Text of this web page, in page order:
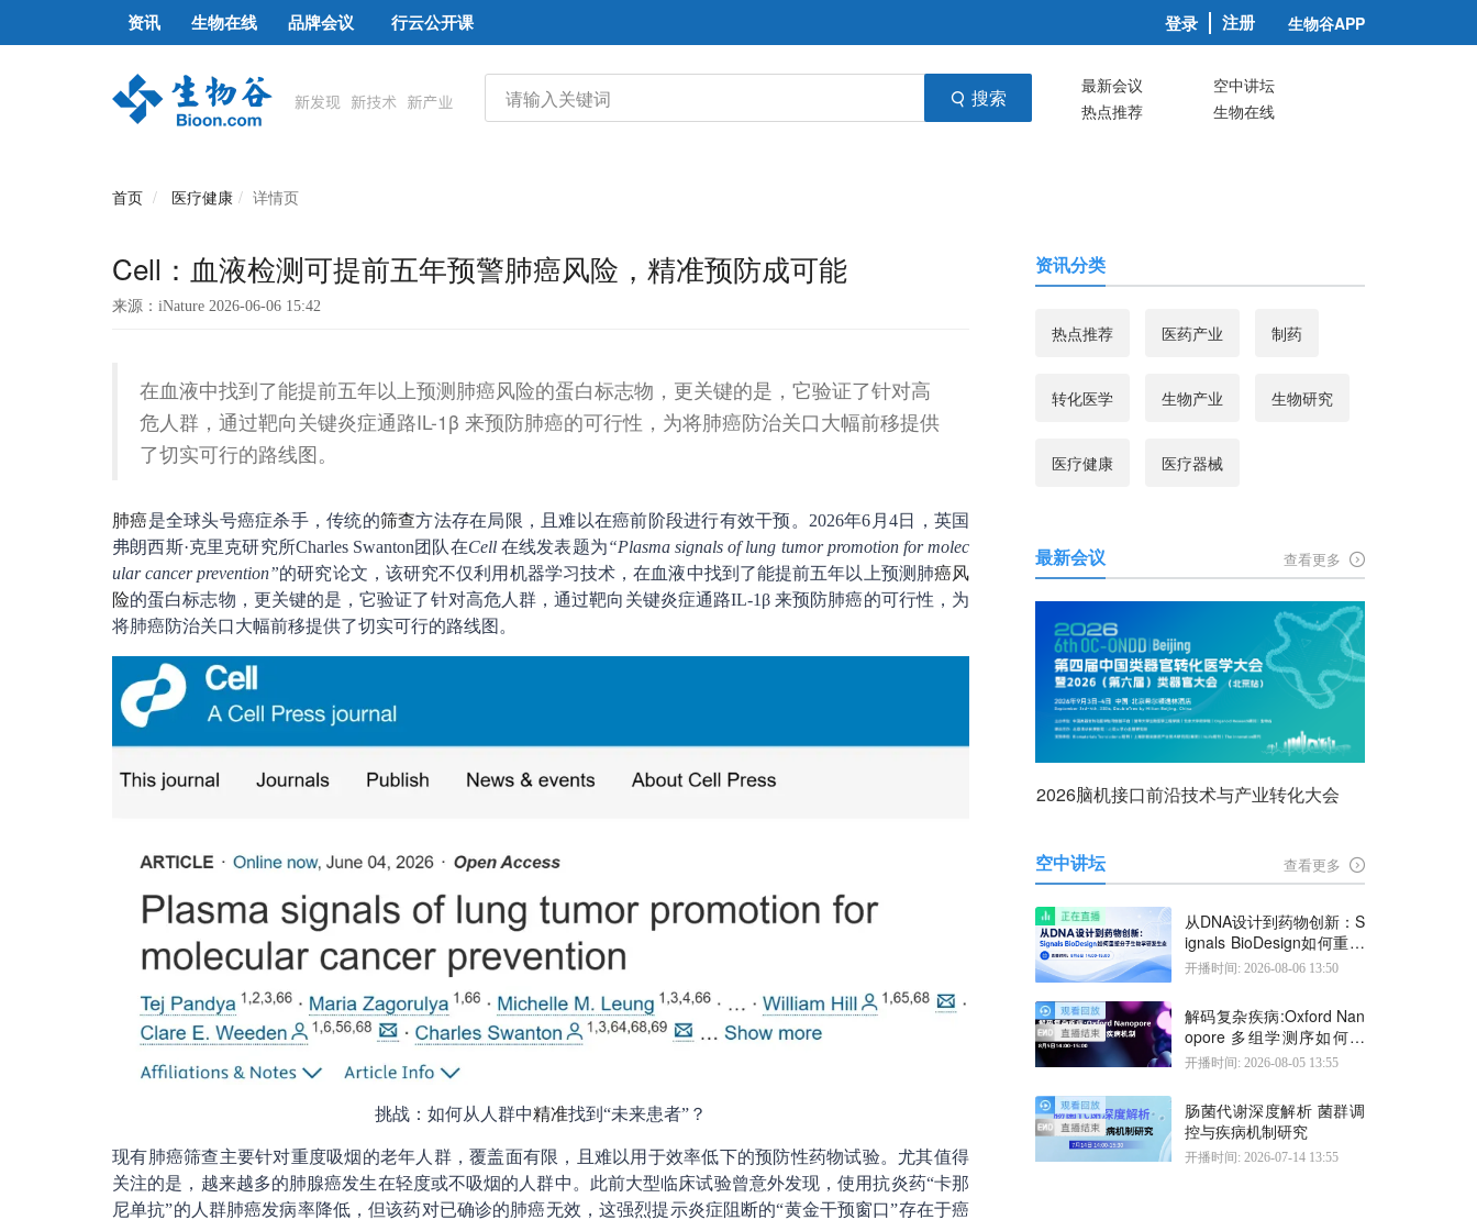
资讯 生物在线 品牌会议 行云公开课 登录 注册 生物谷APP
搜索 最新会议
空中讲坛
热点推荐
生物在线
首页 医疗健康 详情页
Cell：血液检测可提前五年预警肺癌风险，精准预防成可能
来源：iNature 2026-06-06 15:42
在血液中找到了能提前五年以上预测肺癌风险的蛋白标志物，更关键的是，它验证了针对高
危人群，通过靶向关键炎症通路IL-1β 来预防肺癌的可行性，为将肺癌防治关口大幅前移提供
了切实可行的路线图。
肺癌是全球头号癌症杀手，传统的筛查方法存在局限，且难以在癌前阶段进行有效干预。2026年6月4日，英国
弗朗西斯·克里克研究所Charles Swanton团队在Cell在线发表题为“Plasma signals of lung tumor promotion for molec
ular cancer prevention”的研究论文，该研究不仅利用机器学习技术，在血液中找到了能提前五年以上预测肺癌风
险的蛋白标志物，更关键的是，它验证了针对高危人群，通过靶向关键炎症通路IL-1β 来预防肺癌的可行性，为
将肺癌防治关口大幅前移提供了切实可行的路线图。
挑战：如何从人群中精准找到“未来患者”？
现有肺癌筛查主要针对重度吸烟的老年人群，覆盖面有限，且难以用于效率低下的预防性药物试验。尤其值得
关注的是，越来越多的肺腺癌发生在轻度或不吸烟的人群中。此前大型临床试验曾意外发现，使用抗炎药“卡那
尼单抗”的人群肺癌发病率降低，但该药对已确诊的肺癌无效，这强烈提示炎症阻断的“黄金干预窗口”存在于癌
资讯分类
热点推荐 医药产业 制药
转化医学 生物产业 生物研究
医疗健康 医疗器械
最新会议 查看更多
2026脑机接口前沿技术与产业转化大会
空中讲坛 查看更多
从DNA设计到药物创新：S
ignals BioDesign如何重塑
分子生物学研发生态
开播时间: 2026-08-06 13:50
解码复杂疾病:Oxford Nan
opore 多组学测序如何揭
示疾病机制
开播时间: 2026-08-05 13:55
肠菌代谢深度解析 菌群调
控与疾病机制研究
开播时间: 2026-07-14 13:55